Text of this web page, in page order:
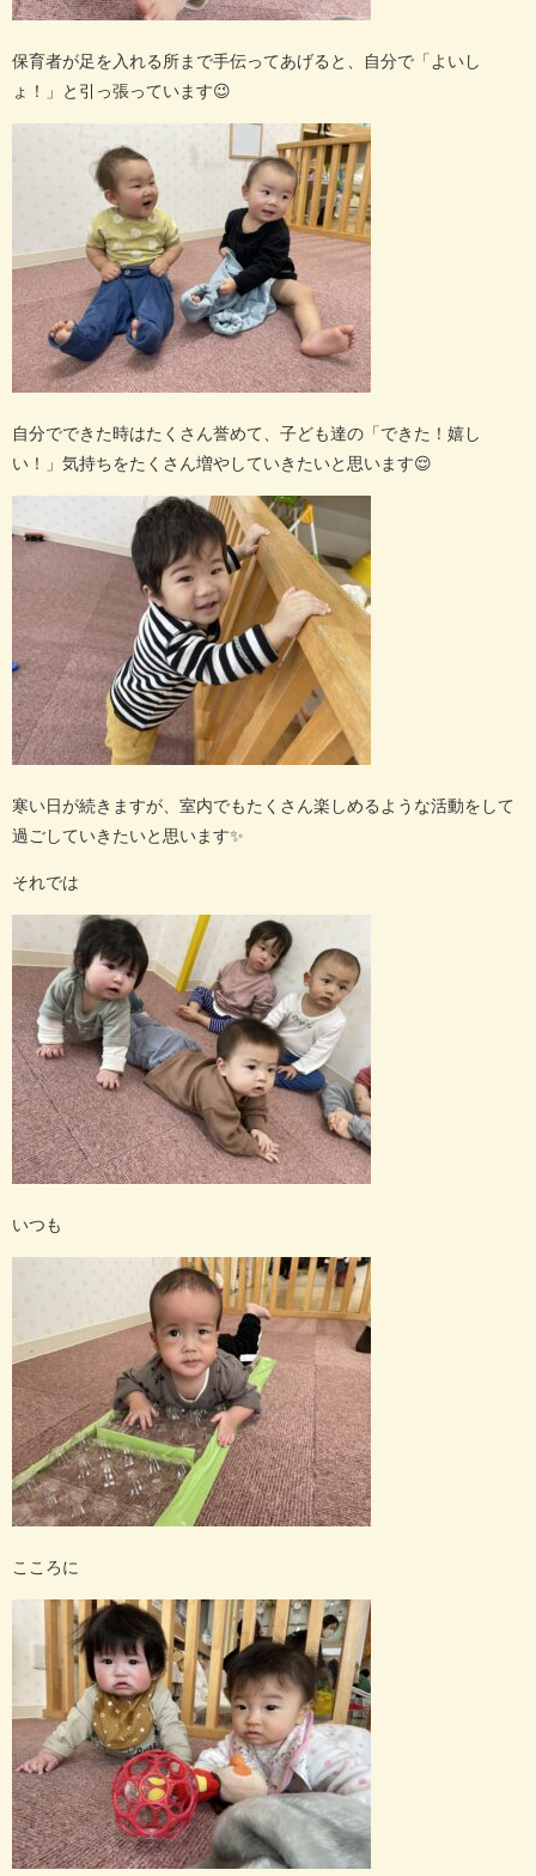
保育者が足を入れる所まで手伝ってあげると、自分で「よいし
ょ！」と引っ張っています😉
自分でできた時はたくさん誉めて、子ども達の「できた！嬉し
い！」気持ちをたくさん増やしていきたいと思います😌
寒い日が続きますが、室内でもたくさん楽しめるような活動をして
過ごしていきたいと思います✨
それでは
いつも
こころに